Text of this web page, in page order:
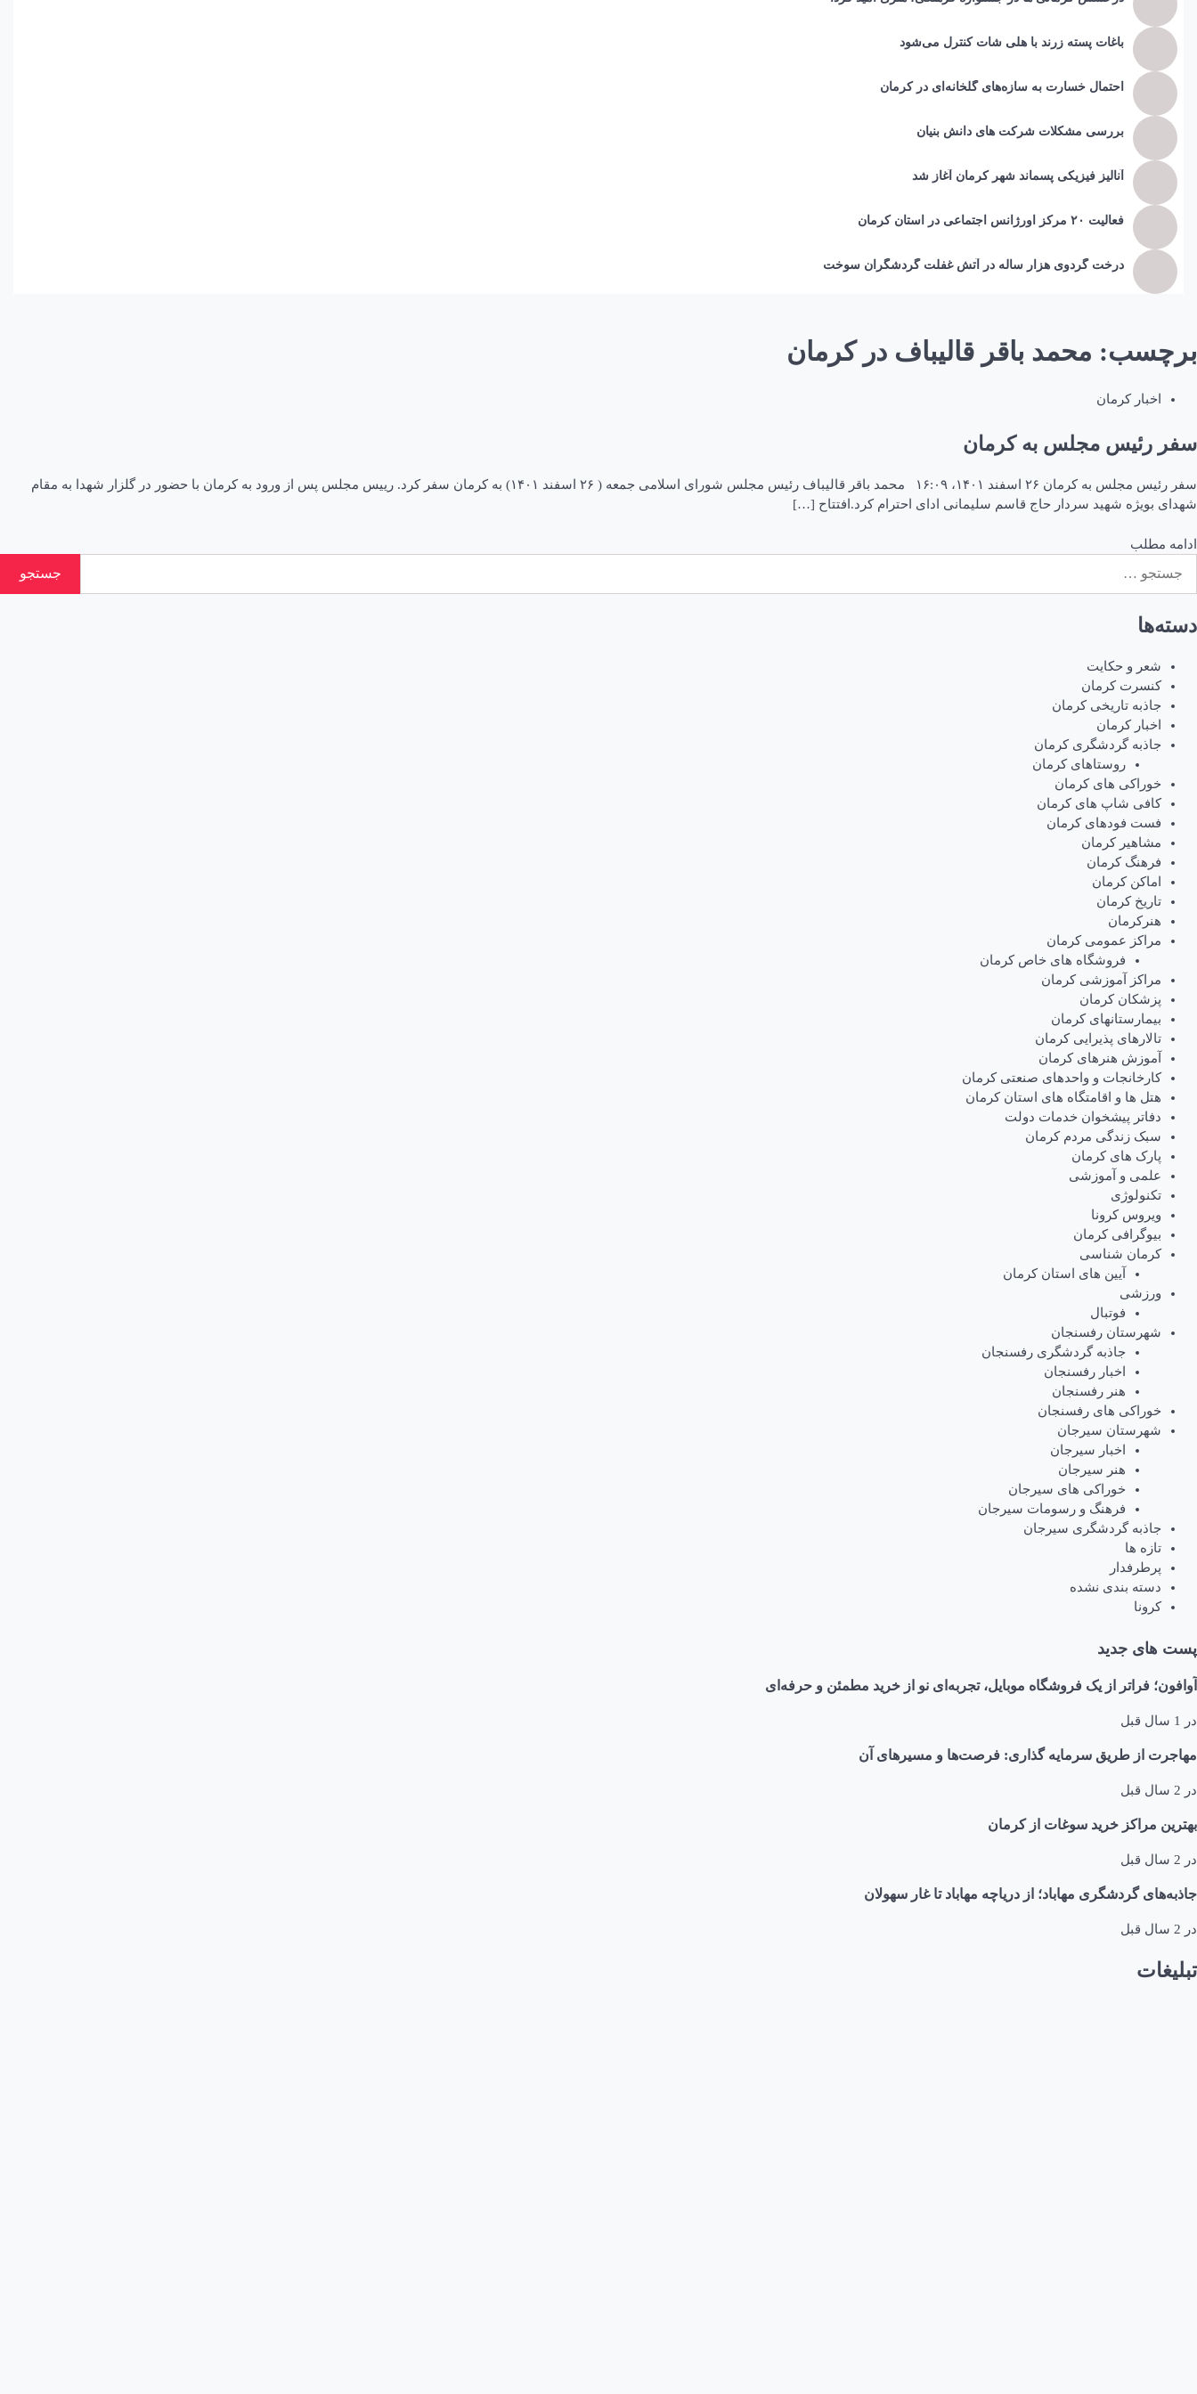
باغات پسته زرند با هلی شات کنترل می‌شود
احتمال خسارت به ساز‌ه‌های گلخانه‌ای در کرمان
بررسی مشکلات شرکت های دانش بنیان
آنالیز فیزیکی پسماند شهر کرمان آغاز شد
فعالیت ۲۰ مرکز اورژانس اجتماعی در استان کرمان
درخت گردوی هزار ساله در آتش غفلت گردشگران سوخت
برچسب: محمد باقر قالیباف در کرمان
اخبار کرمان
سفر رئیس مجلس به کرمان
سفر رئیس مجلس به کرمان ۲۶ اسفند ۱۴۰۱،‏ ۱۶:۰۹ محمد باقر قالیباف رئیس مجلس شورای اسلامی جمعه ( ۲۶ اسفند ۱۴۰۱) به کرمان سفر کرد. رییس مجلس پس از ورود به کرمان با حضور در گلزار شهدا به مقام
شهدای بویژه شهید سردار حاج قاسم سلیمانی ادای احترام کرد.افتتاح […]
ادامه مطلب
برای:
دسته‌ها
شعر و حکایت
کنسرت کرمان
جاذبه تاریخی کرمان
اخبار کرمان
جاذبه گردشگری کرمان
روستاهای کرمان
خوراکی های کرمان
کافی شاپ های کرمان
فست فودهای کرمان
مشاهیر کرمان
فرهنگ کرمان
اماکن کرمان
تاریخ کرمان
هنرکرمان
مراکز عمومی کرمان
فروشگاه های خاص کرمان
مراکز آموزشی کرمان
پزشکان کرمان
بیمارستانهای کرمان
تالارهای پذیرایی کرمان
آموزش هنرهای کرمان
کارخانجات و واحدهای صنعتی کرمان
هتل ها و اقامتگاه های استان کرمان
دفاتر پیشخوان خدمات دولت
سبک زندگی مردم کرمان
پارک های کرمان
علمی و آموزشی
تکنولوژی
ویروس کرونا
بیوگرافی کرمان
کرمان شناسی
آیین های استان کرمان
ورزشی
فوتبال
شهرستان رفسنجان
جاذبه گردشگری رفسنجان
اخبار رفسنجان
هنر رفسنجان
خوراکی های رفسنجان
شهرستان سیرجان
اخبار سیرجان
هنر سیرجان
خوراکی های سیرجان
فرهنگ و رسومات سیرجان
جاذبه گردشگری سیرجان
تازه ها
پرطرفدار
دسته بندی نشده
کرونا
پست های جدید
آوافون؛ فراتر از یک فروشگاه موبایل، تجربه‌ای نو از خرید مطمئن و حرفه‌ای
در 1 سال قبل
مهاجرت از طریق سرمایه گذاری: فرصت‌ها و مسیرهای آن
در 2 سال قبل
بهترین مراکز خرید سوغات از کرمان
در 2 سال قبل
جاذبه‌های گردشگری مهاباد؛ از دریاچه مهاباد تا غار سهولان
در 2 سال قبل
تبلیغات